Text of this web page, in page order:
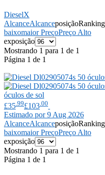
DieselX
AlcanceAlcanceposiçãoRanking
baixomaior PreçoPreço Alto
exposição
Mostrando 1 para 1 de 1
Página 1 de 1
óculos de sol
£35 .99£103 .00
Estimado por 9 Aug 2026
AlcanceAlcanceposiçãoRanking
baixomaior PreçoPreço Alto
exposição
Mostrando 1 para 1 de 1
Página 1 de 1